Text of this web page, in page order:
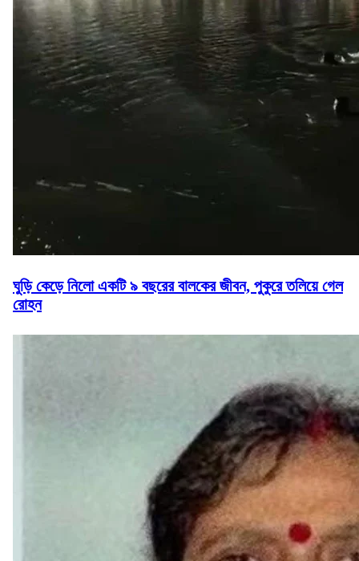
ঘুড়ি কেড়ে নিলো একটি ৯ বছরের বালকের জীবন, পুকুরে তলিয়ে গেল
রোহন